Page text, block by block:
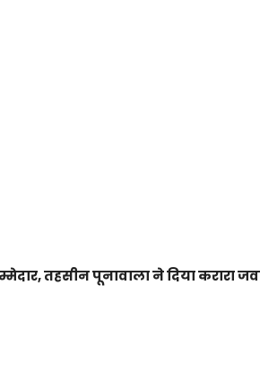
तहसीन पूनावाला ने दिया करारा